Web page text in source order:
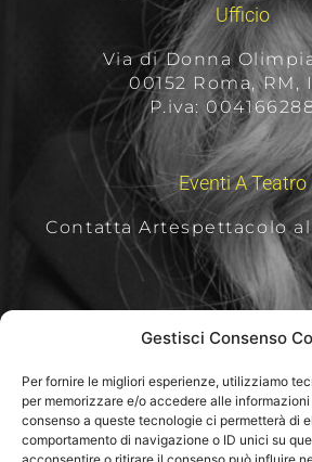
Gestisci Consenso
Per fornire le migliori esperienze, utilizziamo
per memorizzare e/o accedere alle
consenso a queste tecnologie ci permetterà di
comportamento di navigazione o ID unici su
Ufficio
Via di Donna
00152 Roma, RM,
P.iva:
Eventi A Teatro
Contatta Artespettacolo al
Per Rimanere